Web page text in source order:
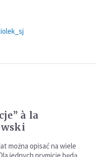
à la
można opisać na wiele